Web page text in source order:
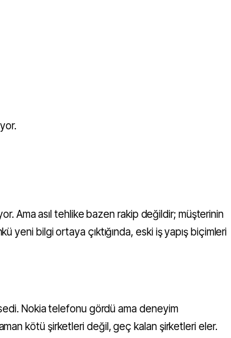
Ama asıl tehlike bazen rakip değildir; müşterinin
yeni bilgi ortaya çıktığında, eski iş yapış biçimleri
Nokia telefonu gördü ama deneyim
kötü şirketleri değil, geç kalan şirketleri eler.